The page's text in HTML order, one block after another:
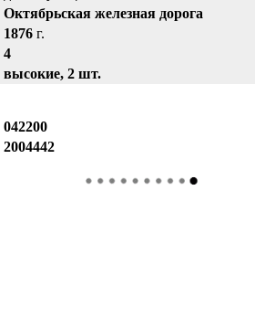
Октябрьская железная дорога
1876 г.
4
высокие, 2 шт.
042200
2004442